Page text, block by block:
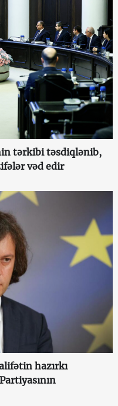
tərkibi təsdiqlənib,
vəd edir
hazırkı